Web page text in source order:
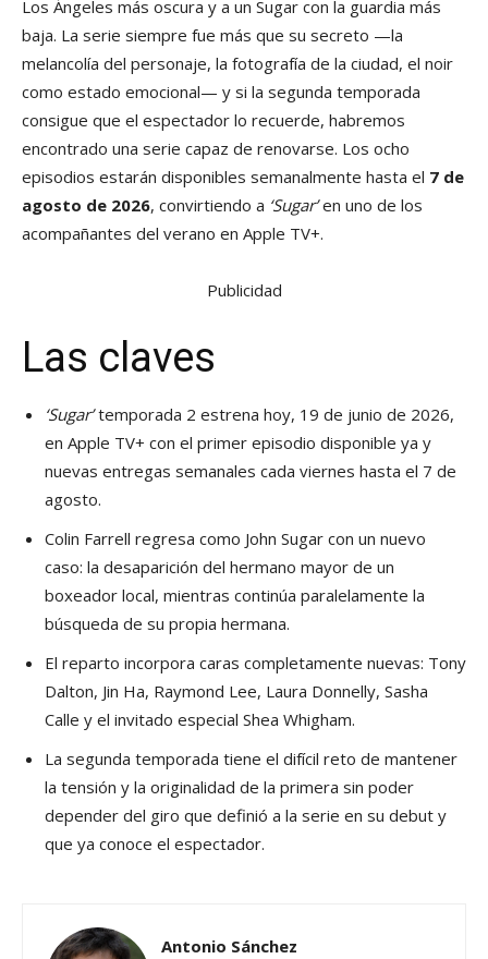
Los Ángeles más oscura y a un Sugar con la guardia más
baja. La serie siempre fue más que su secreto —la
melancolía del personaje, la fotografía de la ciudad, el noir
como estado emocional— y si la segunda temporada
consigue que el espectador lo recuerde, habremos
encontrado una serie capaz de renovarse. Los ocho
episodios estarán disponibles semanalmente hasta el 7 de
agosto de 2026, convirtiendo a ‘Sugar’en uno de los
acompañantes del verano en Apple TV+.
Publicidad
Las claves
‘Sugar’temporada 2 estrena hoy, 19 de junio de 2026,
en Apple TV+ con el primer episodio disponible ya y
nuevas entregas semanales cada viernes hasta el 7 de
agosto.
Colin Farrell regresa como John Sugar con un nuevo
caso: la desaparición del hermano mayor de un
boxeador local, mientras continúa paralelamente la
búsqueda de su propia hermana.
El reparto incorpora caras completamente nuevas: Tony
Dalton, Jin Ha, Raymond Lee, Laura Donnelly, Sasha
Calle y el invitado especial Shea Whigham.
La segunda temporada tiene el difícil reto de mantener
la tensión y la originalidad de la primera sin poder
depender del giro que definió a la serie en su debut y
que ya conoce el espectador.
Antonio Sánchez